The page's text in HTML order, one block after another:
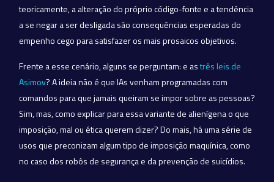
teoricamente, a alteração do próprio código-fonte e a tendência
a se negar a ser desligada são consequências esperadas do
empenho cego para satisfazer os mais prosaicos objetivos.
Frente a esse cenário, alguns se perguntam: e astrês leis de
Asimov? A ideia não é que IAs venham programadas com
comandos para que jamais queiram se impor sobre as pessoas?
Sim, mas, como explicar para essa variante de alienígena o que
imposição, mal ou ética querem dizer? Do mais, há uma série de
usos que preconizam algum tipo de imposição maquínica, como
no caso dos robôs de segurança e da prevenção de suicídios.